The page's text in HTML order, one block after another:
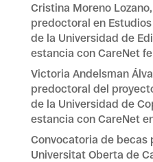
Cristina Moreno
predoctoral en
de la Universidad de
estancia con CareNet
Victoria Andelsman
predoctoral del
de la Universidad de
estancia con CareNet
Convocatoria de becas
Universitat Oberta de